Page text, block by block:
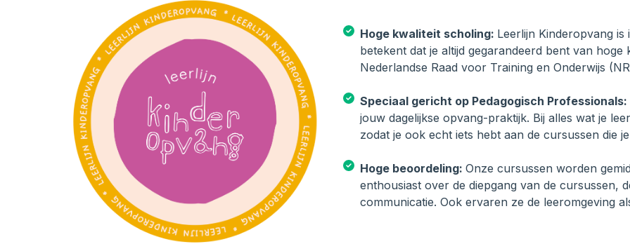
Hoge kwaliteit scholing: Leerlijn Kinderopvang
betekent dat je altijd gegarandeerd bent van
Nederlandse Raad voor Training en Onderwijs
Speciaal gericht op Pedagogisch Professionals:
jouw dagelijkse opvang-praktijk. Bij alles wat je
zodat je ook echt iets hebt aan de cursussen die
Hoge beoordeling: Onze cursussen worden
enthousiast over de diepgang van de cursussen,
communicatie. Ook ervaren ze de leeromgeving